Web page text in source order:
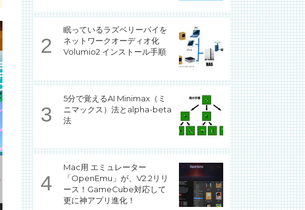
眠っているラズベリーパイを
ネットワークオーディオ化
Volumio2 インストール手順
5分で覚えるAI Minimax（ミ
ニマックス）法とalpha-beta
法
Mac用 エミュレーター
「OpenEmu」が、V2.2リリ
ース！GameCube対応して
更に神アプリ進化！